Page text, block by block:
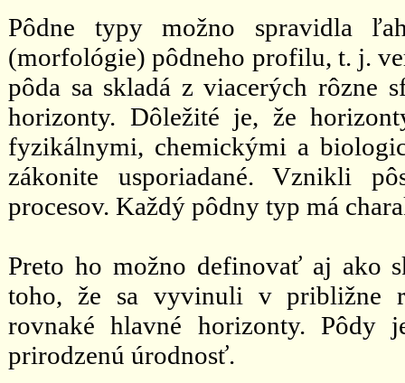
Pôdne typy možno spravidla
(morfológie) pôdneho profilu, t. j.
pôda sa skladá z viacerých rôzne
horizonty. Dôležité je, že
fyzikálnymi, chemickými a
zákonite usporiadané. Vznikli
procesov. Každý pôdny typ má
Preto ho možno definovať aj ako
toho, že sa vyvinuli v približne
rovnaké hlavné horizonty. Pôdy
prirodzenú úrodnosť.